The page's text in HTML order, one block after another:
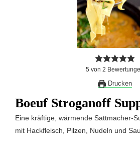
5 von 2
Drucken
Boeuf Stroganoff
Eine kräftige, wärmende Sattmacher-Suppe russischer Art
mit Hackfleisch, Pilzen, Nudeln und